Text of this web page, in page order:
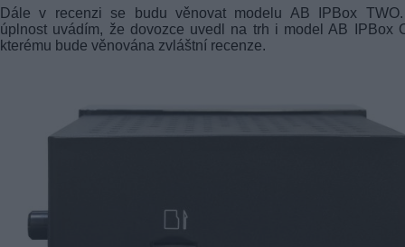
Dále v recenzi se budu věnovat modelu AB IPBox
úplnost uvádím, že dovozce uvedl na trh i model AB IPBox
kterému bude věnována zvláštní recenze.